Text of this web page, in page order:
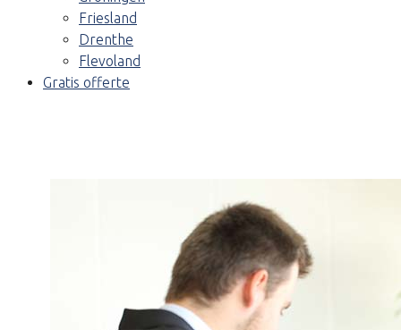
Friesland
Drenthe
Flevoland
Gratis offerte